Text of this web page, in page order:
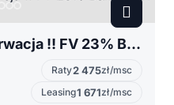
Volvo V60 II 2.0 Rezerwacja !! FV 23% B&#038;W Panorama Kamery 360
Raty2 475zł/msc
Leasing1 671zł/msc